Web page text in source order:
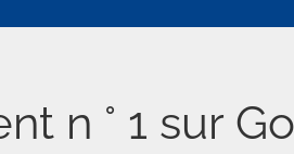
n ° 1 sur